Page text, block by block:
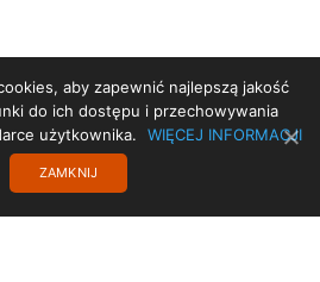
aby zapewnić najlepszą jakość
do ich dostępu i przechowywania
użytkownika.
WIĘCEJ INFORMACJI
ZAMKNIJ
GŁÓWNA
PROJEKT UE
STARA STRONA